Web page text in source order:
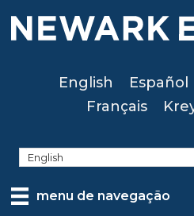
Skip
English Español
Français
menu de navegação